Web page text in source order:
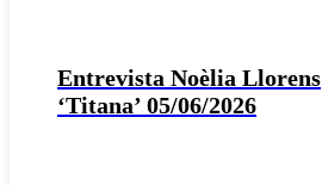
Entrevista Noèlia Llorens
‘Titana’ 05/06/2026